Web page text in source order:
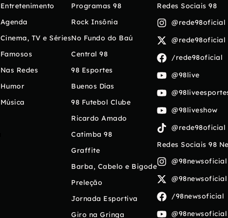
Entretenimento
Agenda
Cinema, TV e Séries
Famosos
Nas Redes
Humor
Música
Programas 98
Rock Insônia
No Fundo do Baú
Central 98
98 Esportes
Buenos Días
98 Futebol Clube
Ricardo Amado
Catimba 98
Graffite
Barba, Cabelo e Bigode
Preleção
Jornada Esportiva
Giro na Gringa
Redes Sociais 98
@rede98oficial
@rede98oficial
/rede98oficial
@98live
@98liveshow
@rede98oficial
Redes Sociais 98
@98newsoficial
@98newsoficial
/98newsoficial
@98newsoficial